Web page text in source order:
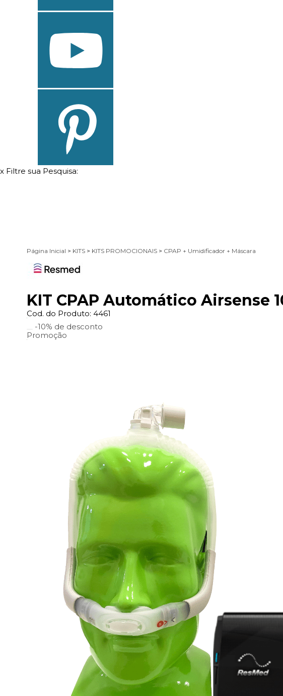
x Filtre sua Pesquisa:
Página Inicial > KITS > KITS PROMOCIONAIS > CPAP + Umidificador + Máscara
KIT CPAP Automático Airsense
Cod. do Produto: 4461
-10% de desconto
Promoção